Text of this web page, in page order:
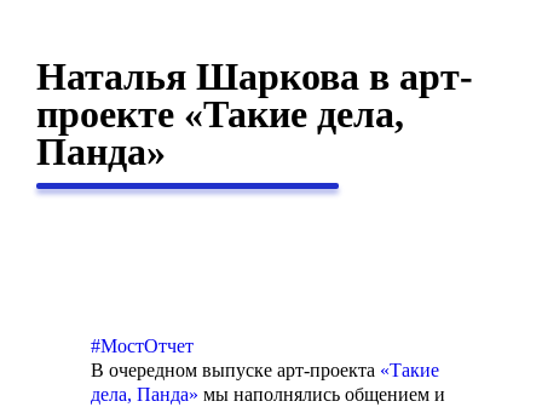
Наталья Шаркова в арт-
проекте «Такие дела,
Панда»
#МостОтчет
В очередном выпуске арт-проекта «Такие
дела, Панда» мы наполнялись общением и